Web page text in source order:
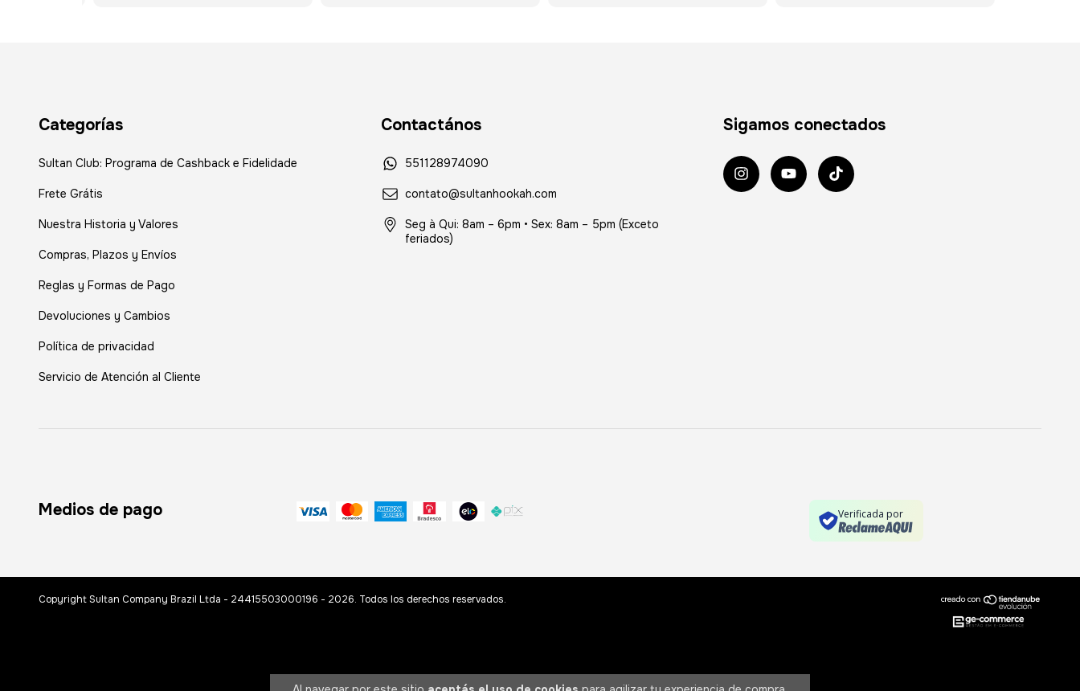
Categorías
Sultan Club: Programa de Cashback e Fidelidade
Frete Grátis
Nuestra Historia y Valores
Compras, Plazos y Envíos
Reglas y Formas de Pago
Devoluciones y Cambios
Política de privacidad
Servicio de Atención al Cliente
Contactános
551128974090
contato@sultanhookah.com
Seg à Qui: 8am – 6pm • Sex: 8am – 5pm (Exceto
feriados)
Sigamos conectados
Medios de pago Verificada por
Copyright Sultan Company Brazil Ltda - 24415503000196 - 2026. Todos los derechos reservados.